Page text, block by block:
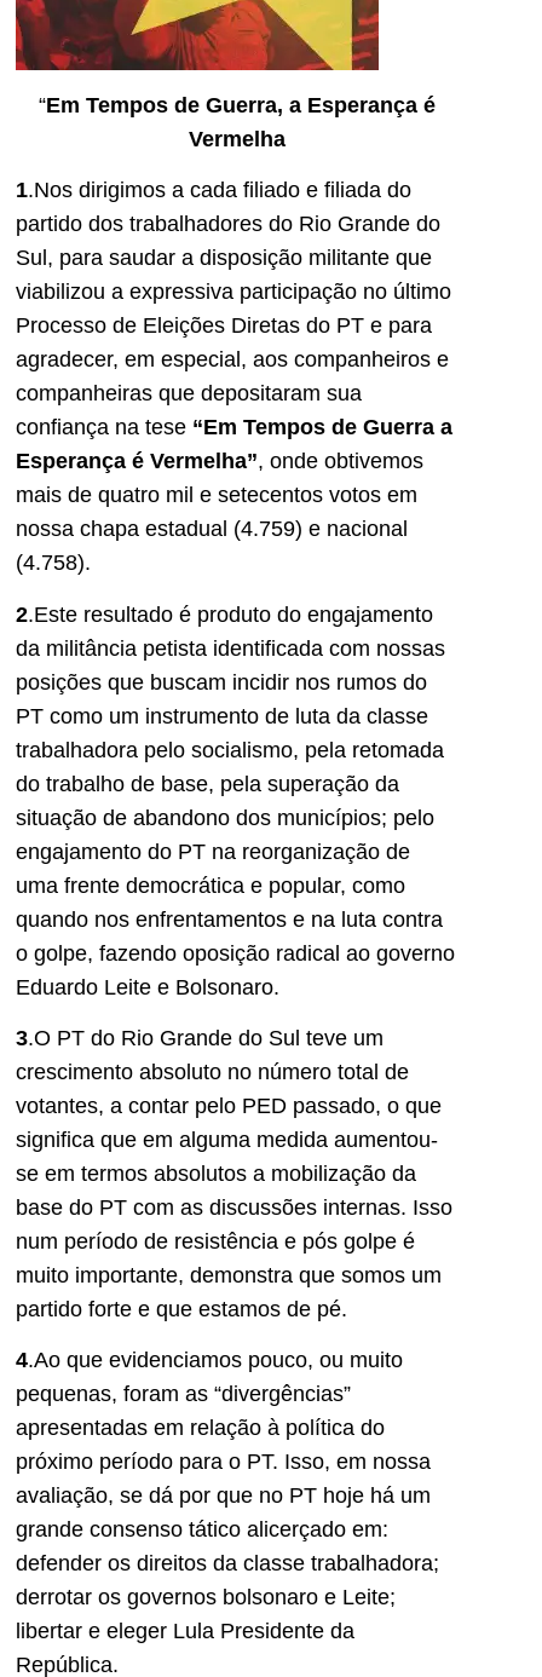
“Em Tempos de Guerra, a Esperança é
Vermelha
1.Nos dirigimos a cada filiado e filiada do
partido dos trabalhadores do Rio Grande do
Sul, para saudar a disposição militante que
viabilizou a expressiva participação no último
Processo de Eleições Diretas do PT e para
agradecer, em especial, aos companheiros e
companheiras que depositaram sua
confiança na tese “Em Tempos de Guerra a
Esperança é Vermelha”, onde obtivemos
mais de quatro mil e setecentos votos em
nossa chapa estadual (4.759) e nacional
(4.758).
2.Este resultado é produto do engajamento
da militância petista identificada com nossas
posições que buscam incidir nos rumos do
PT como um instrumento de luta da classe
trabalhadora pelo socialismo, pela retomada
do trabalho de base, pela superação da
situação de abandono dos municípios; pelo
engajamento do PT na reorganização de
uma frente democrática e popular, como
quando nos enfrentamentos e na luta contra
o golpe, fazendo oposição radical ao governo
Eduardo Leite e Bolsonaro.
3.O PT do Rio Grande do Sul teve um
crescimento absoluto no número total de
votantes, a contar pelo PED passado, o que
significa que em alguma medida aumentou-
se em termos absolutos a mobilização da
base do PT com as discussões internas. Isso
num período de resistência e pós golpe é
muito importante, demonstra que somos um
partido forte e que estamos de pé.
4.Ao que evidenciamos pouco, ou muito
pequenas, foram as “divergências”
apresentadas em relação à política do
próximo período para o PT. Isso, em nossa
avaliação, se dá por que no PT hoje há um
grande consenso tático alicerçado em:
defender os direitos da classe trabalhadora;
derrotar os governos bolsonaro e Leite;
libertar e eleger Lula Presidente da
República.